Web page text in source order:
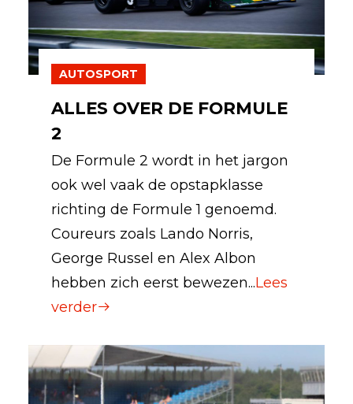
AUTOSPORT
ALLES OVER DE FORMULE
2
De Formule 2 wordt in het jargon
ook wel vaak de opstapklasse
richting de Formule 1 genoemd.
Coureurs zoals Lando Norris,
George Russel en Alex Albon
hebben zich eerst bewezen...Lees
verder